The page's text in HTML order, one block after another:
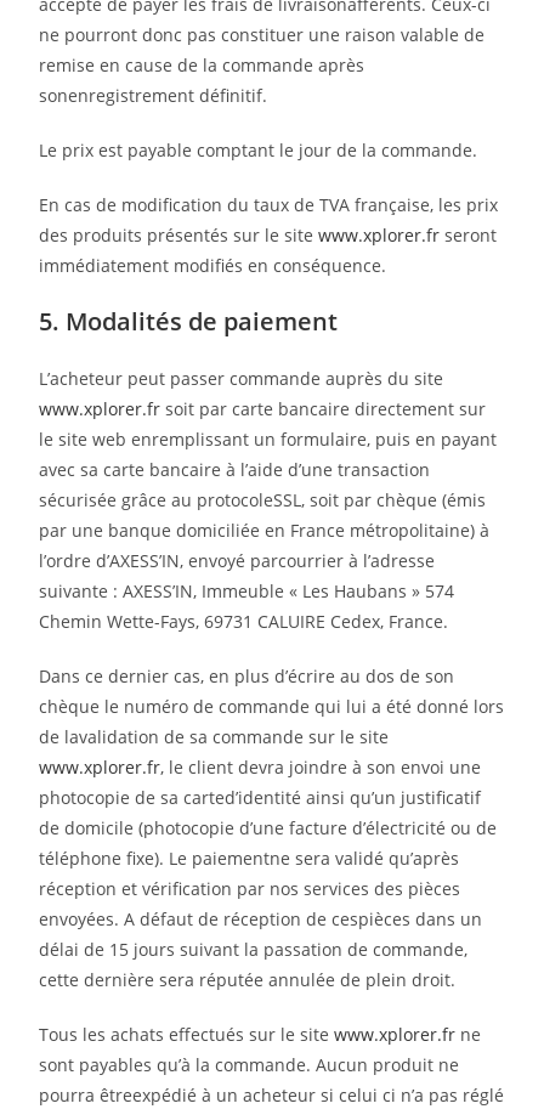
accepte de payer les frais de livraisonafférents. Ceux-ci
ne pourront donc pas constituer une raison valable de
remise en cause de la commande après
sonenregistrement définitif.
Le prix est payable comptant le jour de la commande.
En cas de modification du taux de TVA française, les prix
des produits présentés sur le sitewww.xplorer.fr seront
immédiatement modifiés en conséquence.
5. Modalités de paiement
L’acheteur peut passer commande auprès du site
www.xplorer.fr soit par carte bancaire directement sur
le site web enremplissant un formulaire, puis en payant
avec sa carte bancaire à l’aide d’une transaction
sécurisée grâce au protocoleSSL, soit par chèque (émis
par une banque domiciliée en France métropolitaine) à
l’ordre d’AXESS’IN, envoyé parcourrier à l’adresse
suivante : AXESS’IN, Immeuble « Les Haubans » 574
Chemin Wette-Fays, 69731 CALUIRE Cedex, France.
Dans ce dernier cas, en plus d’écrire au dos de son
chèque le numéro de commande qui lui a été donné lors
de lavalidation de sa commande sur le site
www.xplorer.fr, le client devra joindre à son envoi une
photocopie de sa carted’identité ainsi qu’un justificatif
de domicile (photocopie d’une facture d’électricité ou de
téléphone fixe). Le paiementne sera validé qu’après
réception et vérification par nos services des pièces
envoyées. A défaut de réception de cespièces dans un
délai de 15 jours suivant la passation de commande,
cette dernière sera réputée annulée de plein droit.
Tous les achats effectués sur le sitewww.xplorer.fr ne
sont payables qu’à la commande. Aucun produit ne
pourra êtreexpédié à un acheteur si celui ci n’a pas réglé